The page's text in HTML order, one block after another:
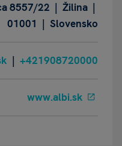
8557/22 | Žilina |
01001 | Slovensko
| +421908720000
www.albi.sk